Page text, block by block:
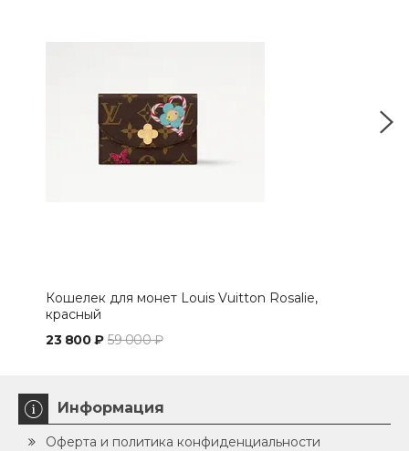
Кошелек для монет Louis Vuitton Rosalie,
красный
23 800 ₽ 59 000 ₽
Информация
Оферта и политика конфиденциальности